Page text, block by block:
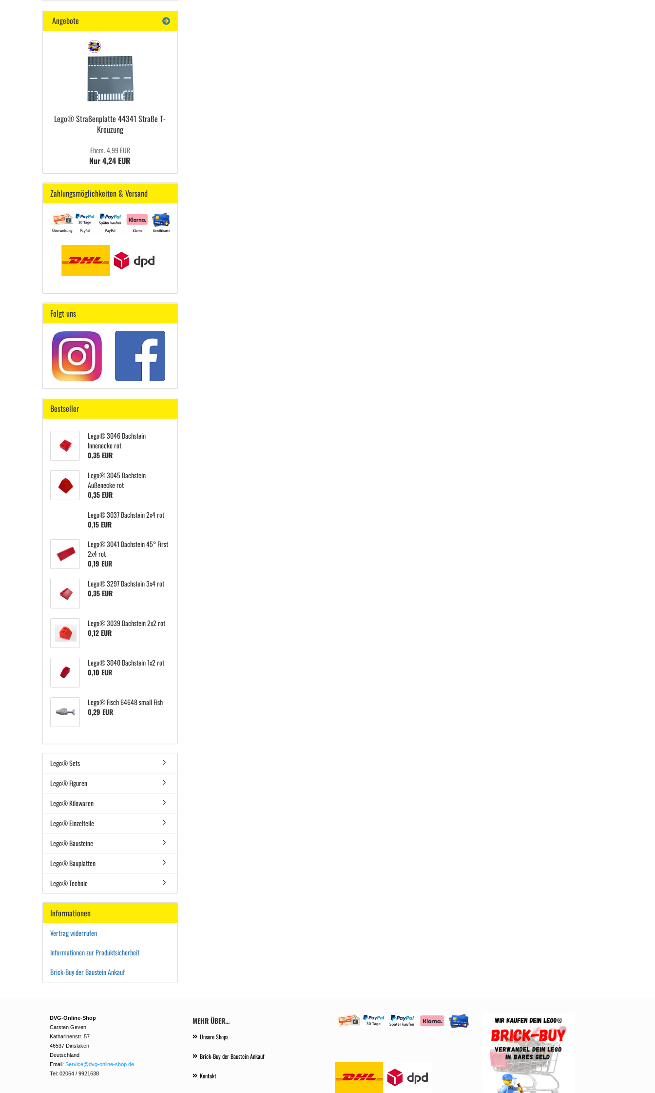
Angebote
Lego® Straßenplatte 44341 Straße T-
Kreuzung
Ehem. 4,99 EUR
Nur 4,24 EUR
Zahlungsmöglichkeiten & Versand
Folgt uns
Bestseller
Lego® 3046 Dachstein
Innenecke rot
0,35 EUR
Lego® 3045 Dachstein
Außenecke rot
0,35 EUR
Lego® 3037 Dachstein 2x4 rot
0,15 EUR
Lego® 3041 Dachstein 45° First
2x4 rot
0,19 EUR
Lego® 3297 Dachstein 3x4 rot
0,35 EUR
Lego® 3039 Dachstein 2x2 rot
0,12 EUR
Lego® 3040 Dachstein 1x2 rot
0,10 EUR
Lego® Fisch 64648 small Fish
0,29 EUR
Lego® Sets
Lego® Figuren
Lego® Kilowaren
Lego® Einzelteile
Lego® Bausteine
Lego® Bauplatten
Lego® Technic
Informationen
Vertrag widerrufen
Informationen zur Produktsicherheit
Brick-Buy der Baustein Ankauf
MEHR ÜBER...
Unsere Shops
Brick-Buy der Baustein Ankauf
Kontakt
DVG-Online-Shop
Carsten Geven
Katharinenstr. 57
46537 Dinslaken
Deutschland
Email: Service@dvg-online-shop.de
Tel: 02064 / 9921638